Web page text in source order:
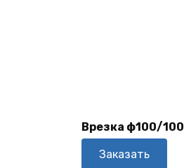
Врезка ф100/100
Заказать